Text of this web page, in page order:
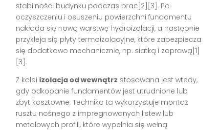
stabilności budynku podczas prac[2][3]. Po
oczyszczeniu i osuszeniu powierzchni fundamentu
nakłada się nową warstwę hydroizolacji, a następnie
przykleja się płyty termoizolacyjne, które zabezpiecza
się dodatkowo mechanicznie, np. siatką i zaprawą[1]
[3].
Z kolei izolacja od wewnątrz stosowana jest wtedy,
gdy odkopanie fundamentów jest utrudnione lub
zbyt kosztowne. Technika ta wykorzystuje montaż
rusztu nośnego z impregnowanych listew lub
metalowych profili, które wypełnia się wełną